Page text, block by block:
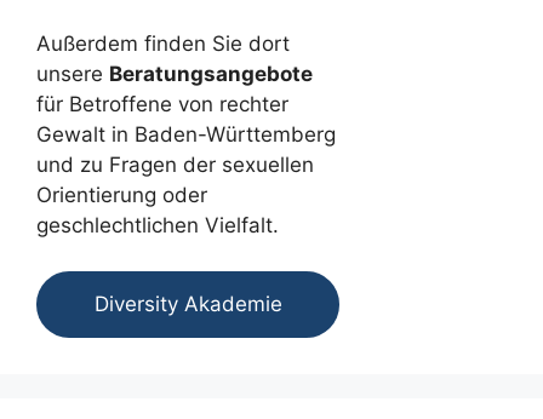
Außerdem finden Sie dort
unsere Beratungsangebote
für Betroffene von rechter
Gewalt in Baden-Württemberg
und zu Fragen der sexuellen
Orientierung oder
geschlechtlichen Vielfalt.
Diversity Akademie